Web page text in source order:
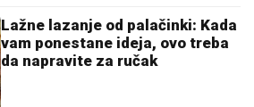
Lažne lazanje od palačinki: Kada
vam ponestane ideja, ovo treba
da napravite za ručak